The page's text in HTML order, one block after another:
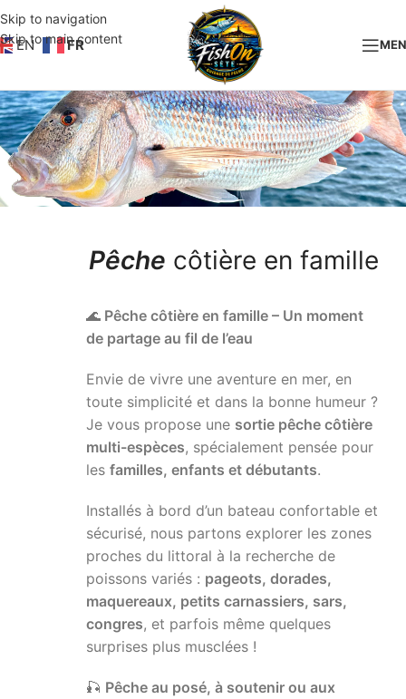
Skip to navigation
Skip to main content
EN FR
Pêche côtière en famille
🌊 Pêche côtière en famille – Un moment
de partage au fil de l’eau
Envie de vivre une aventure en mer, en
toute simplicité et dans la bonne humeur ?
Je vous propose une sortie pêche côtière
multi-espèces, spécialement pensée pour
les familles, enfants et débutants.
Installés à bord d’un bateau confortable et
sécurisé, nous partons explorer les zones
proches du littoral à la recherche de
poissons variés : pageots, dorades,
maquereaux, petits carnassiers, sars,
congres, et parfois même quelques
surprises plus musclées !
🎣 Pêche au posé, à soutenir ou aux